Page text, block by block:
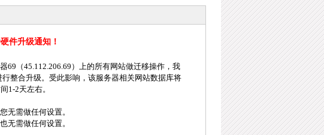
件升级通知！
（45.112.206.69）上的所有网站做迁移操作，我
整合升级。受此影响，该服务器相关网站数据库将
1-2天左右。
无需做任何设置。
无需做任何设置。